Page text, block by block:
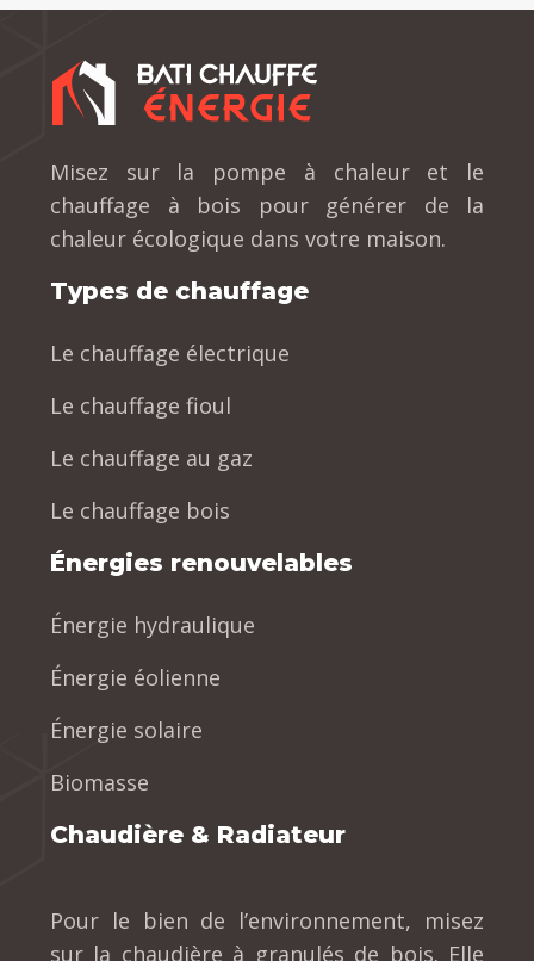
Misez sur la pompe à chaleur et le
chauffage à bois pour générer de la
chaleur écologique dans votre maison.
Types de chauffage
Le chauffage électrique
Le chauffage fioul
Le chauffage au gaz
Le chauffage bois
Énergies renouvelables
Énergie hydraulique
Énergie éolienne
Énergie solaire
Biomasse
Chaudière & Radiateur
Pour le bien de l’environnement, misez
sur la chaudière à granulés de bois. Elle